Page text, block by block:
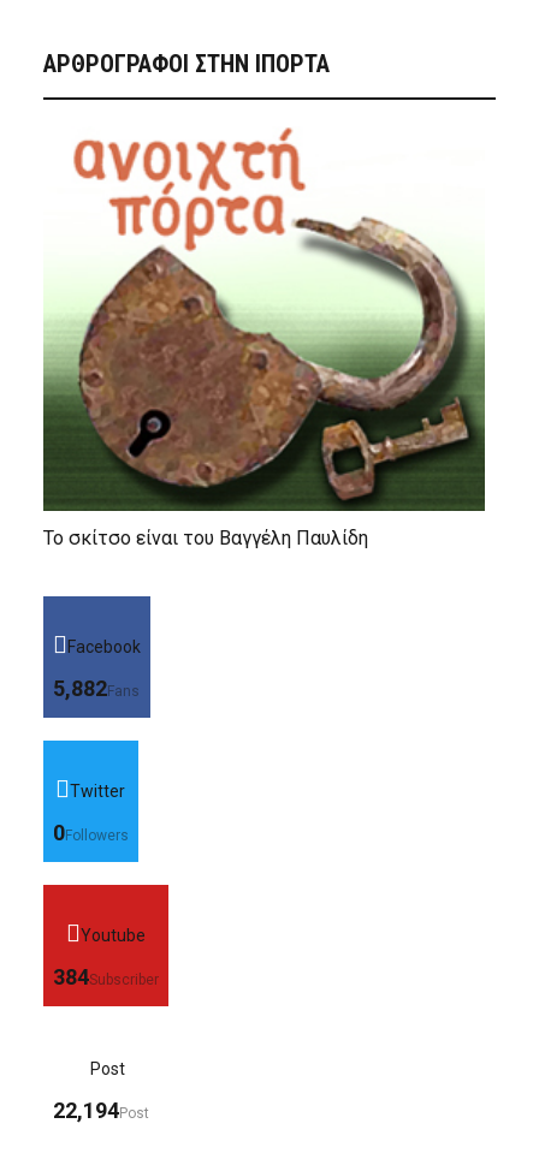
ΑΡΘΡΟΓΡΑΦΟΙ ΣΤΗΝ IΠΟΡΤΑ
Το σκίτσο είναι του Βαγγέλη Παυλίδη
Facebook
5,882Fans
Twitter
0Followers
Youtube
384Subscriber
Post
22,194Post